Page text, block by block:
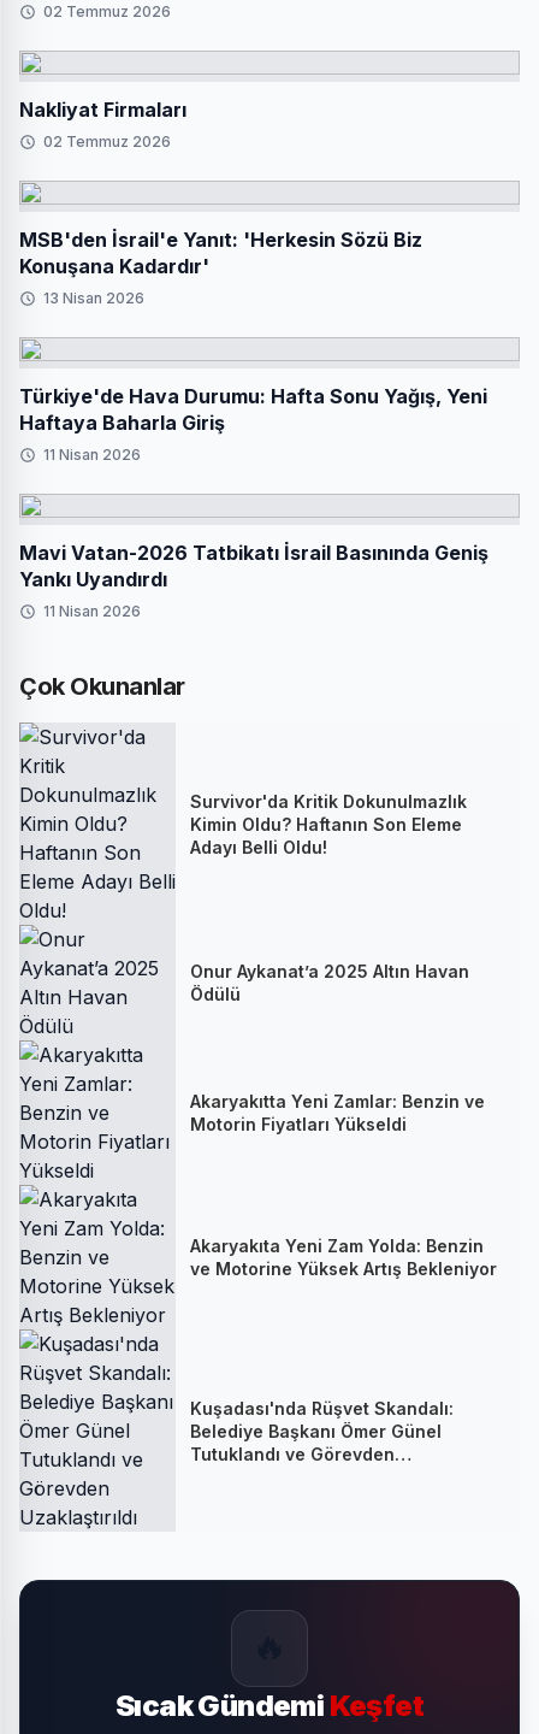
02 Temmuz 2026
Nakliyat Firmaları
02 Temmuz 2026
MSB'den İsrail'e Yanıt: 'Herkesin Sözü Biz
Konuşana Kadardır'
13 Nisan 2026
Türkiye'de Hava Durumu: Hafta Sonu Yağış, Yeni
Haftaya Baharla Giriş
11 Nisan 2026
Mavi Vatan-2026 Tatbikatı İsrail Basınında Geniş
Yankı Uyandırdı
11 Nisan 2026
Çok Okunanlar
Survivor'da Kritik Dokunulmazlık
Kimin Oldu? Haftanın Son Eleme
Adayı Belli Oldu!
Onur Aykanat’a 2025 Altın Havan
Ödülü
Akaryakıtta Yeni Zamlar: Benzin ve
Motorin Fiyatları Yükseldi
Akaryakıta Yeni Zam Yolda: Benzin
ve Motorine Yüksek Artış Bekleniyor
Kuşadası'nda Rüşvet Skandalı:
Belediye Başkanı Ömer Günel
Tutuklandı ve Görevden
Sıcak Gündemi Keşfet